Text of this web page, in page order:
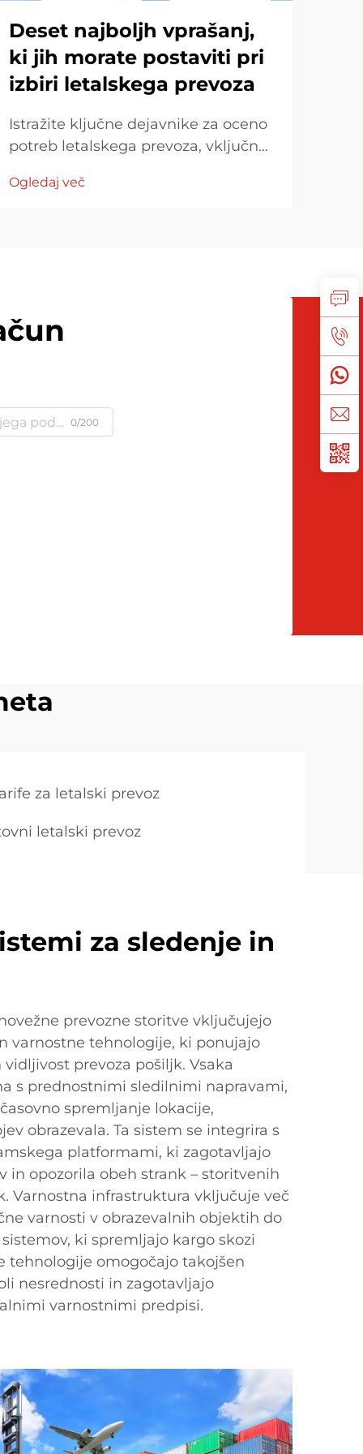
Deset najboljh vprašanj,
ki jih morate postaviti pri
izbiri letalskega prevoza
Istražite ključne dejavnike za oceno
potreb letalskega prevoza, vključno
teretov in izkušnjami prevoznika.
Ogledaj več
0/200
za letalski prevoz
letalski prevoz
za sledenje in
prevozne storitve vključujejo
varnostne tehnologije, ki ponujajo
prevoza pošiljk. Vsaka
s prednostnimi sledilnimi napravami,
spremljanje lokacije,
obrazevala. Ta sistem se integrira s
platformami, ki zagotavljajo
in opozorila obeh strank – storitvenih
Varnostna infrastruktura vključuje več
varnosti v obrazevalnih objektih do
ki spremljajo kargo skozi
tehnologije omogočajo takojšen
nesrednosti in zagotavljajo
varnostnimi predpisi.